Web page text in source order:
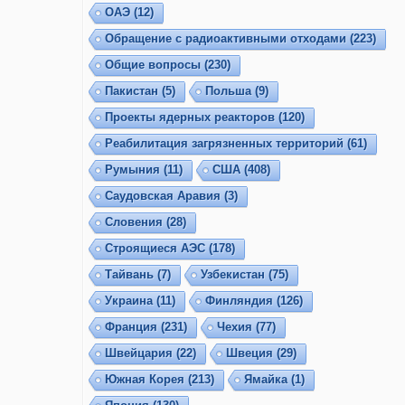
ОАЭ (12)
Обращение с радиоактивными отходами (223)
Общие вопросы (230)
Пакистан (5) Польша (9)
Проекты ядерных реакторов (120)
Реабилитация загрязненных территорий (61)
Румыния (11) США (408)
Саудовская Аравия (3)
Словения (28)
Строящиеся АЭС(178)
Тайвань (7) Узбекистан (75)
Украина (11) Финляндия (126)
Франция (231) Чехия (77)
Швейцария (22) Швеция (29)
Южная Корея (213) Ямайка (1)